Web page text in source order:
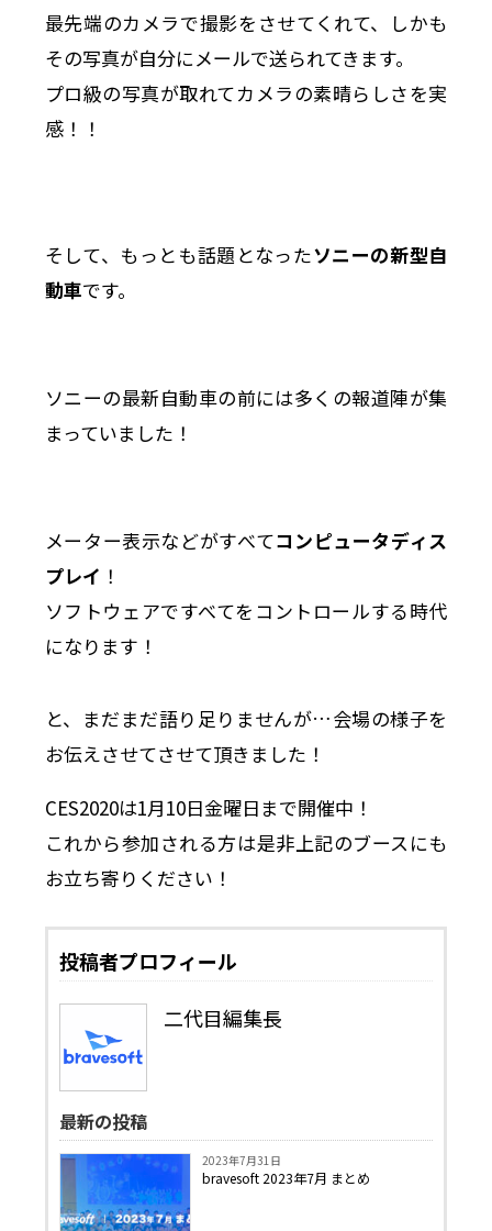
最先端のカメラで撮影をさせてくれて、しかも
その写真が自分にメールで送られてきます。
プロ級の写真が取れてカメラの素晴らしさを実
感！！
そして、もっとも話題となったソニーの新型自
動車です。
ソニーの最新自動車の前には多くの報道陣が集
まっていました！
メーター表示などがすべてコンピュータディス
プレイ ！
ソフトウェアですべてをコントロールする時代
になります！
と、まだまだ語り足りませんが…会場の様子を
お伝えさせてさせて頂きました！
CES2020は1月10日金曜日まで開催中！
これから参加される方は是非上記のブースにも
お立ち寄りください！
投稿者プロフィール
二代目編集長
最新の投稿
2023年7月31日
bravesoft 2023年7月 まとめ